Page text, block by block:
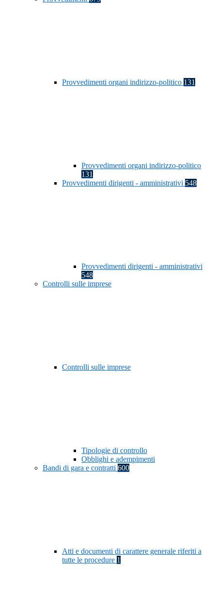
Provvedimenti organi indirizzo-politico 131
Provvedimenti organi indirizzo-politico
131
Provvedimenti dirigenti - amministrativi 548
Provvedimenti dirigenti - amministrativi
548
Controlli sulle imprese
Controlli sulle imprese
Tipologie di controllo
Obblighi e adempimenti
Bandi di gara e contratti 600
Atti e documenti di carattere generale riferiti a
tutte le procedure 1